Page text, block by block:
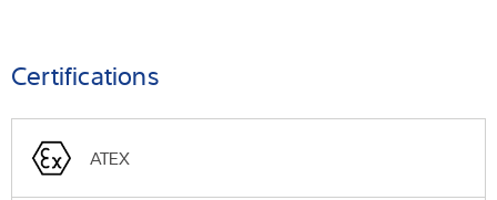
Certifications
ATEX